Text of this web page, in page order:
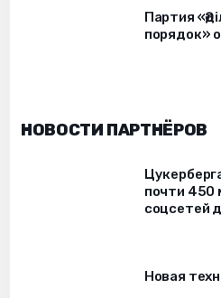
Партия
порядок»
НОВОСТИ ПАРТНЁРОВ
почти 450
соцсетей
Новая